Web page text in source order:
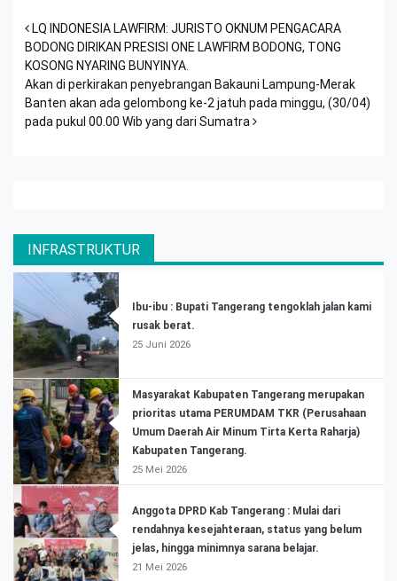
Post navigation
LQ INDONESIA LAWFIRM: JURISTO OKNUM PENGACARA
BODONG DIRIKAN PRESISI ONE LAWFIRM BODONG, TONG
KOSONG NYARING BUNYINYA.
Akan di perkirakan penyebrangan Bakauni Lampung-Merak
Banten akan ada gelombong ke-2 jatuh pada minggu, (30/04)
pada pukul 00.00 Wib yang dari Sumatra
INFRASTRUKTUR
Ibu-ibu : Bupati Tangerang tengoklah jalan kami
rusak berat.
25 Juni 2026
Masyarakat Kabupaten Tangerang merupakan
prioritas utama PERUMDAM TKR (Perusahaan
Umum Daerah Air Minum Tirta Kerta Raharja)
Kabupaten Tangerang.
25 Mei 2026
Anggota DPRD Kab Tangerang : Mulai dari
rendahnya kesejahteraan, status yang belum
jelas, hingga minimnya sarana belajar.
21 Mei 2026